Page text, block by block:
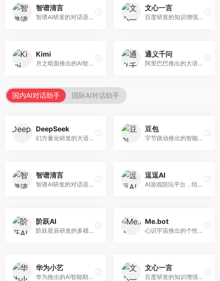
智谱清言
智谱AI研发的对话语言模型，支持中英双语交互。面向中文用户和开发者，提供知识问答、代码编写、文档解读等服务，开源生态完善，学术研究背景深厚。
文心一言
百度研发的知识增强大语言模型，深度融合百度知识图谱和搜索能力。面向中文用户，提供知识问答、文本创作、逻辑推理等服务，中文语境理解准确，知识覆盖面广。
Kimi
月之暗面推出的AI智能助手，核心优势在于超长文本处理能力，支持20万字以上文档分析。面向学术研究者、职场人士和内容创作者，提供文档解读、PPT生成、联网搜索等综合服务。
通义千问
阿里巴巴推出的大语言模型平台，提供对话问答、文档处理、图像理解、代码编写等全方位AI服务。面向企业用户和个人开发者，集成阿里云生态，支持多模态交互，企业级安全保障。
国内AI对话助手 国际AI对话助手
DeepSeek
幻方量化研发的大语言模型平台，专注于深度推理和代码生成能力。面向开发者、研究人员和技术爱好者，提供强大的逻辑推理和数学计算功能，开源生态完善，API接口友好。
豆包
字节跳动推出的智能对话助手平台，提供文本创作、知识问答、英语学习等多种AI服务。面向普通用户和内容创作者，支持多轮对话和文件解析，免费使用，响应速度快，中文理解能力强。
智谱清言
智谱AI研发的对话语言模型，支持中英双语交互。面向中文用户和开发者，提供知识问答、代码编写、文档解读等服务，开源生态完善，学术研究背景深厚。
逗逗AI
AI游戏陪玩平台，结合游戏理解和自然语言交互技术。面向游戏玩家，提供游戏攻略、陪玩互动、社交聊天等服务，游戏知识丰富，互动体验有趣。
阶跃AI
阶跃星辰研发的多模态大模型平台，支持文本、图像、视频的综合理解与生成。面向创作者和企业客户，提供内容创作、智能分析等服务，多模态能力突出。
Me.bot
心识宇宙推出的个性化AI伴侣，专注于情感交互和个人助理服务。面向个人用户，支持日程管理、情感陪伴、知识问答等功能，交互体验人性化。
华为小艺
华为推出的AI智能助手网页端，深度整合鸿蒙生态和华为云服务。面向华为设备用户，支持语音交互、智能问答、设备控制等功能，与华为硬件生态无缝衔接。
文心一言
百度研发的知识增强大语言模型，深度融合百度知识图谱和搜索能力。面向中文用户，提供知识问答、文本创作、逻辑推理等服务，中文语境理解准确，知识覆盖面广。